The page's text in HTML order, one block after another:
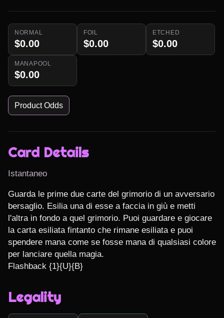
NORMAL
$0.00
FOIL
$0.00
ETCHED
$0.00
MANAPOOL
$0.00
Product Odds
Card Details
Istantaneo
Guarda le prime due carte del grimorio di un avversario
bersaglio. Esilia una di esse a faccia in giù e metti
l'altra in fondo a quel grimorio. Puoi guardare e giocare
la carta esiliata fintanto che rimane esiliata e puoi
spendere mana come se fosse mana di qualsiasi colore
per lanciare quella magia.
Flashback {1}{U}{B}
Legality